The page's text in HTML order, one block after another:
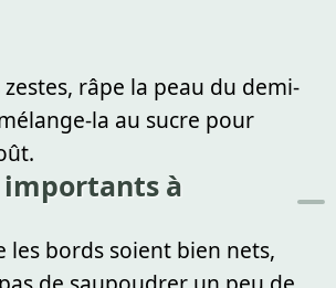
râpe la peau du demi-
la au sucre pour
importants à
les bords soient bien nets,